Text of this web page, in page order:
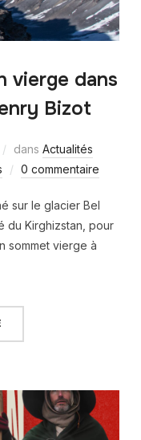
vierge dans
Bizot
dans Actualités
0 commentaire
sur le glacier Bel
du Kirghizstan, pour
sommet vierge à